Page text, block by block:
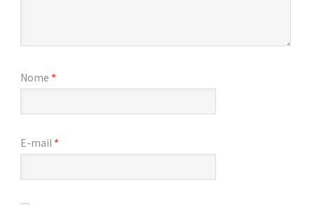
Nome *
E-mail*